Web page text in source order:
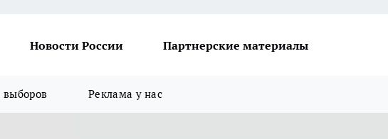
Новости России Партнерские материалы
выборов Реклама у нас